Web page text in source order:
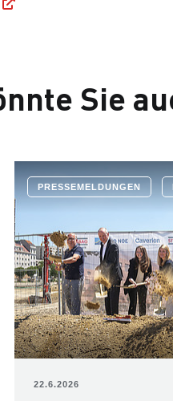
Sie
PRESSEMELDUNGEN
22.6.2026